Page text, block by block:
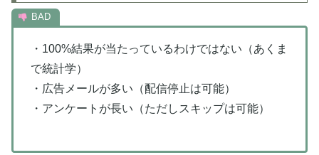
・100%結果が当たっているわけではない（あくま
で統計学）
・広告メールが多い（配信停止は可能）
・アンケートが長い（ただしスキップは可能）